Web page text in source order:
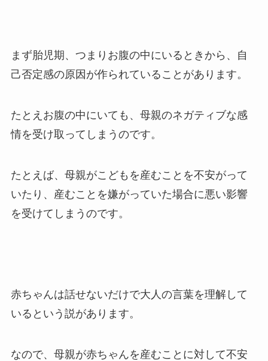
まず胎児期、つまりお腹の中にいるときから、自
己否定感の原因が作られていることがあります。
たとえお腹の中にいても、母親のネガティブな感
情を受け取ってしまうのです。
たとえば、母親がこどもを産むことを不安がって
いたり、産むことを嫌がっていた場合に悪い影響
を受けてしまうのです。
赤ちゃんは話せないだけで大人の言葉を理解して
いるという説があります。
なので、母親が赤ちゃんを産むことに対して不安